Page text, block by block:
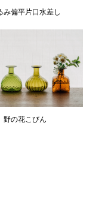
み偏平片口水差し
野の花こびん